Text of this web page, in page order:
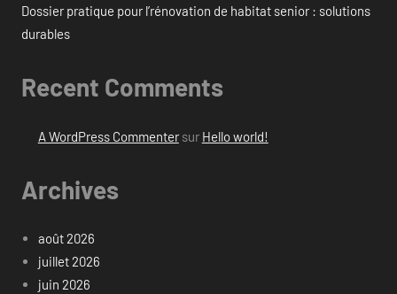
Dossier pratique pour l’rénovation de habitat senior : solutions
durables
Recent Comments
A WordPress Commentersur Hello world!
Archives
août 2026
juillet 2026
juin 2026